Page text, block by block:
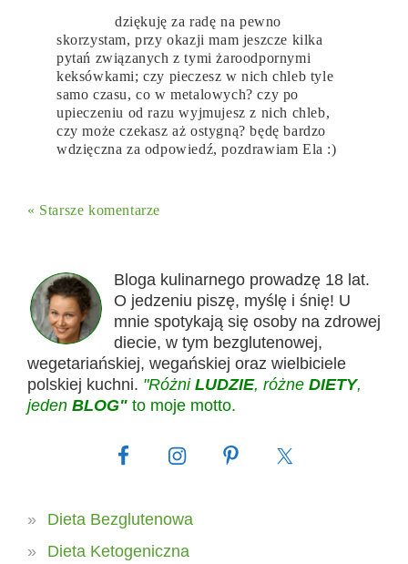
dziękuję za radę na pewno
skorzystam, przy okazji mam jeszcze kilka
pytań związanych z tymi żaroodpornymi
keksówkami; czy pieczesz w nich chleb tyle
samo czasu, co w metalowych? czy po
upieczeniu od razu wyjmujesz z nich chleb,
czy może czekasz aż ostygną? będę bardzo
wdzięczna za odpowiedź, pozdrawiam Ela :)
« Starsze komentarze
Bloga kulinarnego prowadzę 18 lat.
O jedzeniu piszę, myślę i śnię! U
mnie spotykają się osoby na zdrowej
diecie, w tym bezglutenowej,
wegetariańskiej, wegańskiej oraz wielbiciele
polskiej kuchni. "Różni LUDZIE, różne DIETY,
jeden BLOG" to moje motto.
Dieta Bezglutenowa
Dieta Ketogeniczna